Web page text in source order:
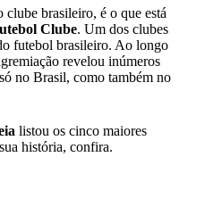
brasileiro, é o que está
Clube. Um dos clubes
futebol brasileiro. Ao longo
revelou inúmeros
no Brasil, como também no
listou os cinco maiores
história, confira.